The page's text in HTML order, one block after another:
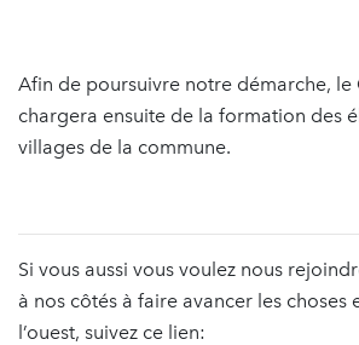
Afin de poursuivre notre démarche, le
chargera ensuite de la formation des
villages de la commune.
Si vous aussi vous voulez nous
à nos côtés à faire avancer les choses
l’ouest, suivez ce lien: